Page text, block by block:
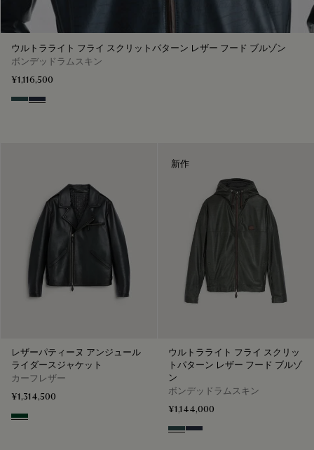
ウルトラライト フライ スクリットパターン レザー フード ブルゾン
ボンデッドラムスキン
¥1,116,500
GraphiteMineral Blue
レザーパティーヌ アンジュール
ライダースジャケット
カーフレザー
¥1,314,500
Scarabee
新作
ウルトラライト フライ スクリッ
トパターン レザー フード ブルゾ
ン
ボンデッドラムスキン
¥1,144,000
GraphiteMineral Blue